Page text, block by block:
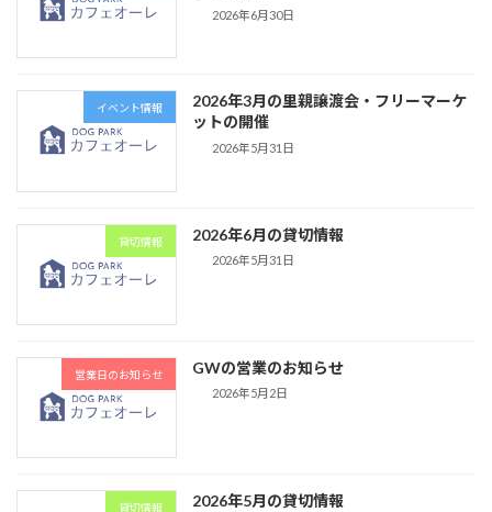
2026年6月30日
イベント情報
2026年3月の里親譲渡会・フリーマーケ
ットの開催
2026年5月31日
貸切情報 2026年6月の貸切情報
2026年5月31日
営業日のお知らせ GWの営業のお知らせ
2026年5月2日
貸切情報 2026年5月の貸切情報